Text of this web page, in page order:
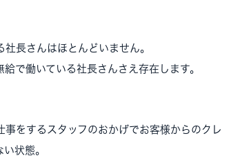
長さんはほとんどいません。
で働いている社長さんさえ存在します。
をするスタッフのおかげでお客様からのクレ
状態。